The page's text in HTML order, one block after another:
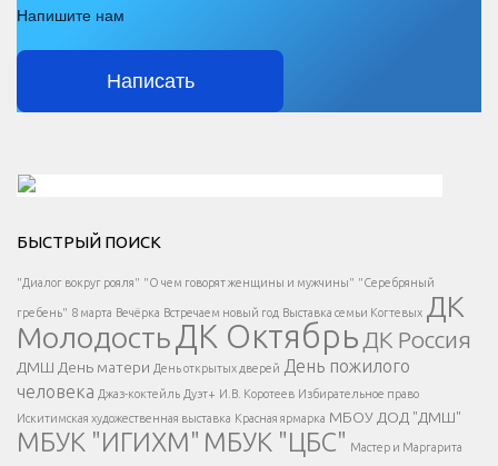
Напишите нам
Написать
Есть вопрос?
Напишите нам
</span >
Написать
</div > </div >
БЫСТРЫЙ ПОИСК
"Диалог вокруг рояля" "О чем говорят женщины и мужчины" "Серебряный
гребень" 8 марта Вечёрка Встречаем новый год Выставка семьи Когтевых ДК
МолодостьДК Октябрь ДК Россия
ДМШ День матери День открытых дверей День пожилого
человека Джаз-коктейль Дуэт+ И.В. Коротеев Избирательное право
Искитимская художественная выставка Красная ярмарка МБОУ ДОД "ДМШ"
МБУК "ИГИХМ" МБУК "ЦБС" Мастер и Маргарита